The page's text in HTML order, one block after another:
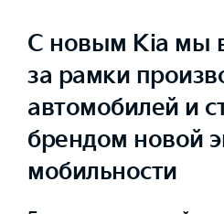
С новым Kia мы
за рамки
автомобилей и
брендом новой
мобильности